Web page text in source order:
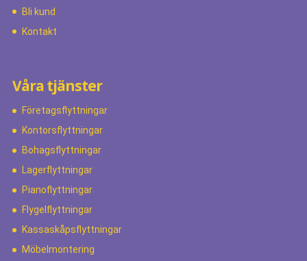
Bli kund
Kontakt
Våra tjänster
Företagsflyttningar
Kontorsflyttningar
Bohagsflyttningar
Lagerflyttningar
Pianoflyttningar
Flygelflyttningar
Kassaskåpsflyttningar
Möbelmontering